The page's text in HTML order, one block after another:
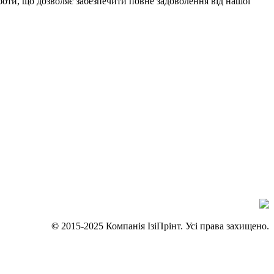
© 2015-2025 Компанія IзіПрінт. Усі права захищено.